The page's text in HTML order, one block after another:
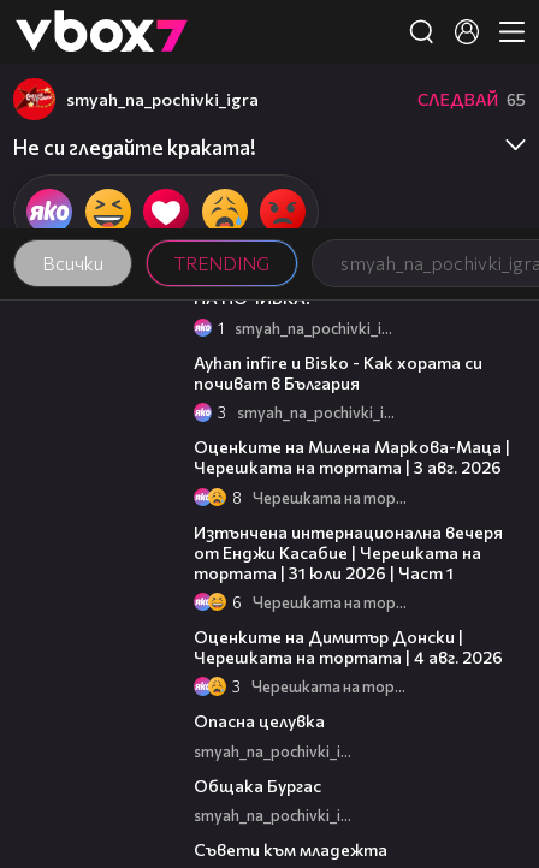
👾
Всички TRENDING
smyah_na_pochivki_igra СЛЕДВАЙ 65
Не си гледайте краката!
02:58
НА ПОЧИВКА!
1 smyah_na_pochivki_igra
Ayhan infire и Bisko - Как хората си
почиват в България
3 smyah_na_pochivki_igra
Оценките на Милена Маркова-Маца |
Черешката на тортата | 3 авг. 2026
8 Черешката на тортата
Изтънчена интернационална вечеря
от Енджи Касабие | Черешката на
тортата | 31 юли 2026 | Част 1
6 Черешката на тортата
Оценките на Димитър Донски |
Черешката на тортата | 4 авг. 2026
3 Черешката на тортата
Опасна целувка
smyah_na_pochivki_igra
Общака Бургас
smyah_na_pochivki_igra
Съвети към младежта